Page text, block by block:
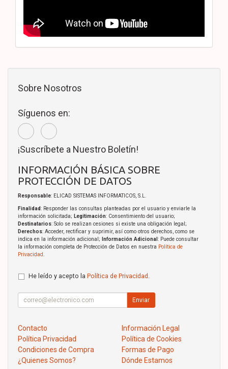
Sobre Nosotros
Síguenos en:
¡Suscríbete a Nuestro Boletín!
INFORMACIÓN BÁSICA SOBRE
PROTECCIÓN DE DATOS
Responsable: ELICAD SISTEMAS INFORMATICOS, S.L.
Finalidad: Responder las consultas planteadas por el usuario y enviarle la
información solicitada; Legitimación: Consentimiento del usuario;
Destinatarios: Solo se realizan cesiones si existe una obligación legal;
Derechos: Acceder, rectificar y suprimir, así como otros derechos, como se
indica en la información adicional;
Información Adicional : Puede consultar
la información completa de Protección de Datos en nuestra Política de
Privacidad
He leído y acepto la Política de Privacidad
Enviar
Contacto
Información Legal
Política Privacidad
Política de Cookies
Condiciones de Compra
Formas de Pago
¿Quienes Somos?
Dónde Estamos